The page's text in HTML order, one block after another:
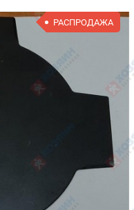
РАСПРОДАЖА